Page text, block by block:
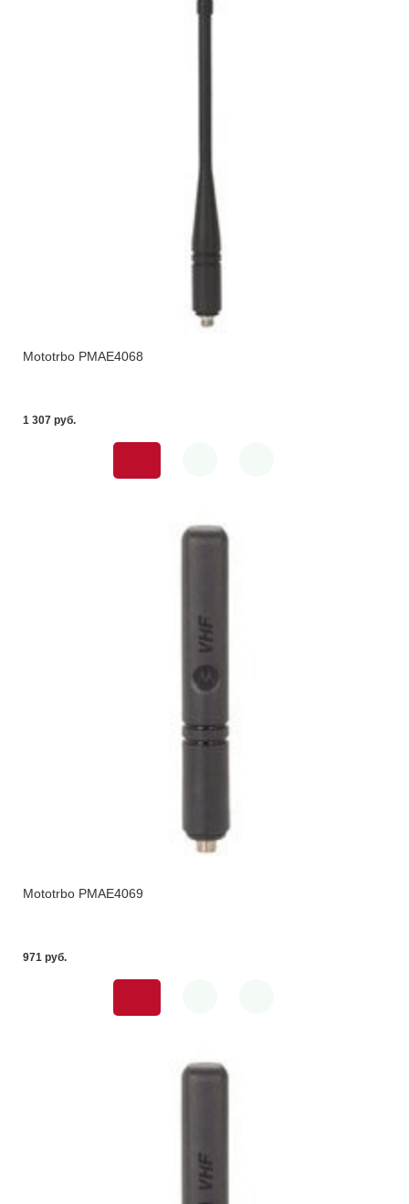
Mototrbo PMAE4068
1 307 pуб.
Mototrbo PMAE4069
971 pуб.